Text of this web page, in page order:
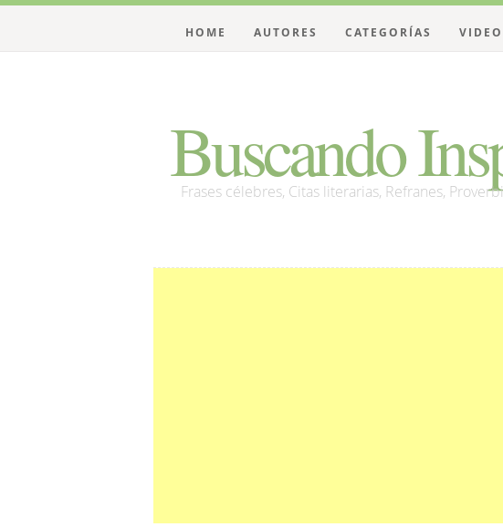
Buscando
Frases célebres, Citas literarias, Refranes,
HOME AUTORES CATEGORÍAS VIDEO